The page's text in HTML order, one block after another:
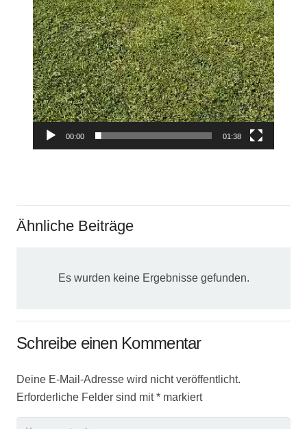
00:00 01:38
Ähnliche Beiträge
Es wurden keine Ergebnisse gefunden.
Schreibe einen Kommentar
Deine E-Mail-Adresse wird nicht veröffentlicht.
Erforderliche Felder sind mit* markiert